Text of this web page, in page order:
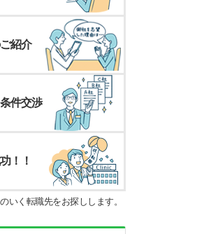
紹介
件交渉
！！
いく転職先をお探しします。